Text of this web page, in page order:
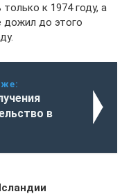
к 1974 году, а
дожил до этого
в